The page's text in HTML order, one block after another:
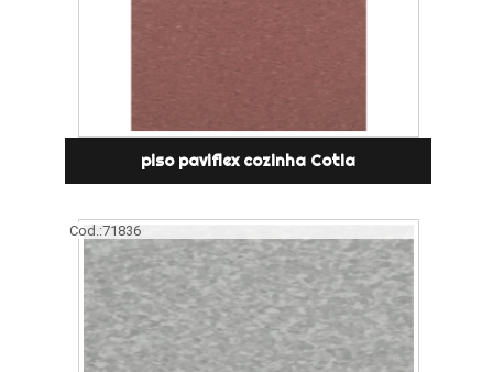
piso paviflex cozinha Cotia
Cod.:71836